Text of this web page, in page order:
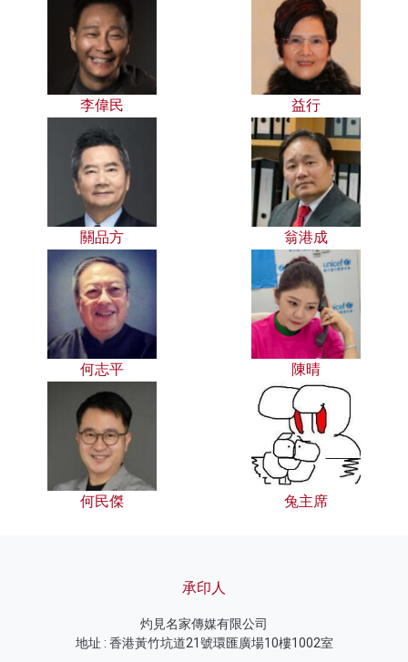
李偉民 益行
關品方 翁港成
何志平 陳晴
何民傑 兔主席
承印人
灼見名家傳媒有限公司
地址 : 香港黃竹坑道21號環匯廣場10樓1002室